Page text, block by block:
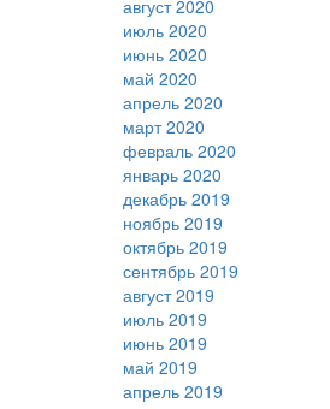
август 2020
июль 2020
июнь 2020
май 2020
апрель 2020
март 2020
февраль 2020
январь 2020
декабрь 2019
ноябрь 2019
октябрь 2019
сентябрь 2019
август 2019
июль 2019
июнь 2019
май 2019
апрель 2019